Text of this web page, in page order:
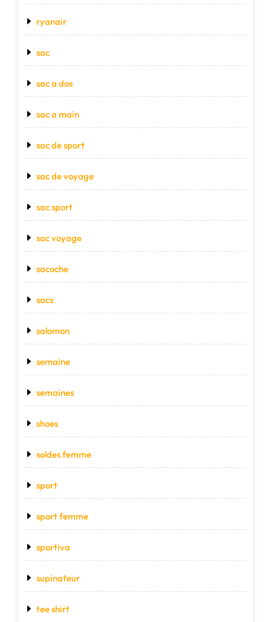
ryanair
sac
sac a dos
sac a main
sac de sport
sac de voyage
sac sport
sac voyage
sacoche
sacs
salomon
semaine
semaines
shoes
soldes femme
sport
sport femme
sportiva
supinateur
tee shirt